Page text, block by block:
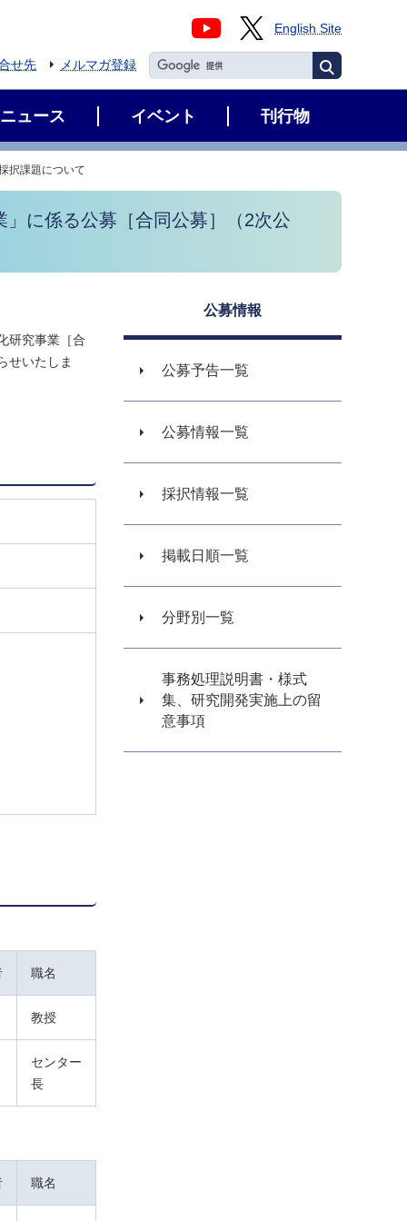
English Site
せ先 メルマガ登録
ニュース イベント 刊行物
択課題について
に係る公募［合同公募］（2次公
研究事業［合
せいたしま
職名
教授
センター
長
職名
公募情報
公募予告一覧
公募情報一覧
採択情報一覧
掲載日順一覧
分野別一覧
事務処理説明書・様式
集、研究開発実施上の留
意事項